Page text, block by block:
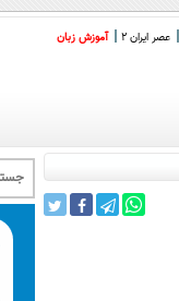
عصر ایران 2 آموزش زبان